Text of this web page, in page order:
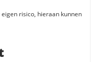
risico, hieraan kunnen